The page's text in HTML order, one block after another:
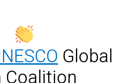
Global